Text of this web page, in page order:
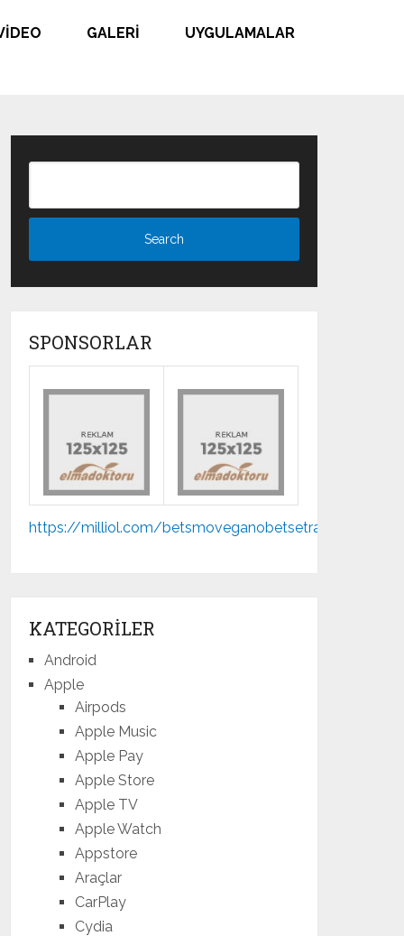
GALERI UYGULAMALAR
SPONSORLAR
Mp3
https://milliol.com/betsmoveganobetsetrabet
KATEGORILER
Android
Apple
Airpods
Apple Music
Apple Pay
Apple Store
Apple TV
Apple Watch
Appstore
Araçlar
CarPlay
Cydia